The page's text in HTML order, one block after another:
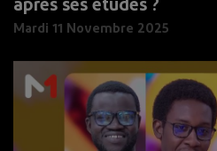
après ses études ?
Mardi 11 Novembre 2025